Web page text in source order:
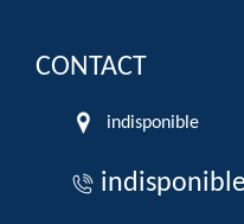
CONTACT
indisponible
indisponible